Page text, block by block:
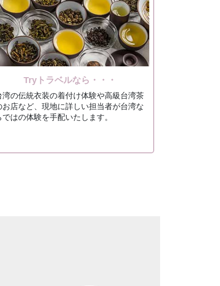
Tryトラベルなら・・・
湾の伝統⾐装の着付け体験や⾼級台湾茶
お店など、現地に詳しい担当者が台湾な
ではの体験を⼿配いたします。